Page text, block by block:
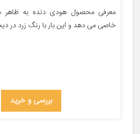
معرفی محصول ‌‌‌‌‌‌‌‌‌‌‌‌‌‌‌‌‌‌‌‌‌‌‌‌‌‌‌‌‌‌‌‌‌‌‌‌‌‌‌‌‌‌‌‌‌‌‌‌‌‌‌‌‌‌‌‌‌‌‌‌‌‌‌‌‌‌‌‌‌‌‌‌‌‌‌‌‌‌‌‌‌‌‌‌‌‌‌‌‌‌‌‌‌‌‌‌‌‌‌‌‌‌‌‌‌‌‌‌‌‌‌‌‌‌‌‌‌‌‌‌‌‌‌‌‌‌‌‌‌‌‌‌‌‌‌‌‌‌‌‌‌‌‌‌‌‌‌‌‌‌هودی دنده به ظاهر
خاصی می دهد و این بار با رنگ زرد در
بررسی و خرید